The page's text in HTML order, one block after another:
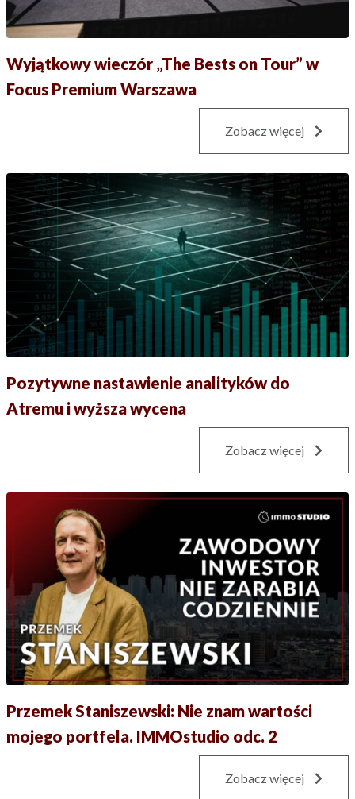
Wyjątkowy wieczór „The Bests on Tour” w
Focus Premium Warszawa
Zobacz więcej
Pozytywne nastawienie analityków do
Atremu i wyższa wycena
Zobacz więcej
Przemek Staniszewski: Nie znam wartości
mojego portfela. IMMOstudio odc. 2
Zobacz więcej